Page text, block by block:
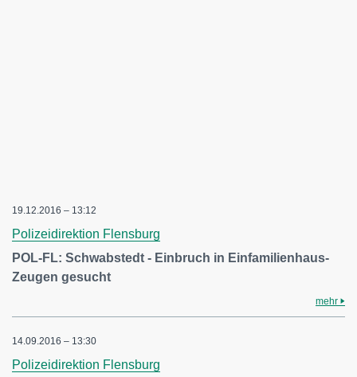
19.12.2016 – 13:12
Polizeidirektion Flensburg
POL-FL: Schwabstedt - Einbruch in Einfamilienhaus-
Zeugen gesucht
mehr
14.09.2016 – 13:30
Polizeidirektion Flensburg